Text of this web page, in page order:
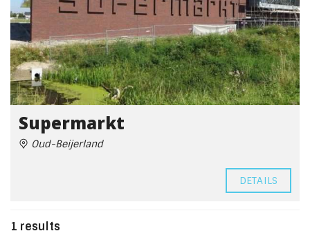
Supermarkt
Oud-Beijerland
DETAILS
1 results